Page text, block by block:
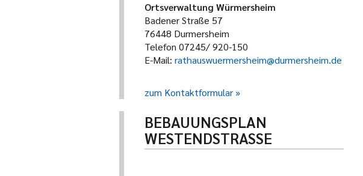
Ortsverwaltung Würmersheim
Badener Straße 57
76448 Durmersheim
Telefon 07245/ 920-150
E-Mail: rathauswuermersheim@durmersheim.de
zum Kontaktformular
BEBAUUNGSPLAN
WESTENDSTRASSE